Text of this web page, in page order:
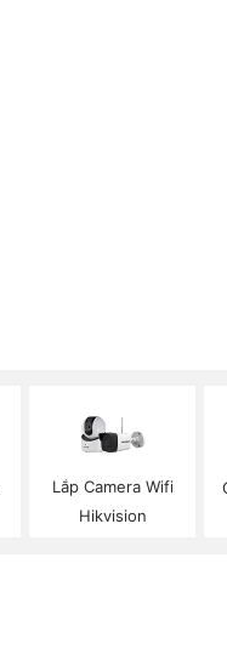
Lắp Camera Wifi
Hikvision